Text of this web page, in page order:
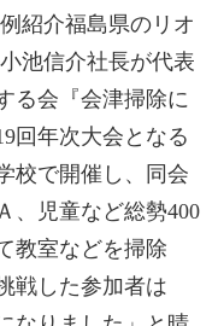
紹介福島県のリオ
池信介社長が代表
る会『会津掃除に
回年次大会となる
校で開催し、同会
、児童など総勢400
教室などを掃除
戦した参加者は